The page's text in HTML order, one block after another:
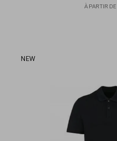
À PARTIR DE
NEW